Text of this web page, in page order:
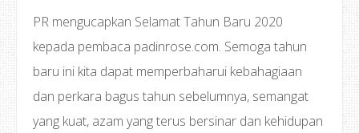
PR mengucapkan Selamat Tahun Baru 2020
kepada pembaca padinrose.com. Semoga tahun
baru ini kita dapat memperbaharui kebahagiaan
dan perkara bagus tahun sebelumnya, semangat
yang kuat, azam yang terus bersinar dan kehidupan